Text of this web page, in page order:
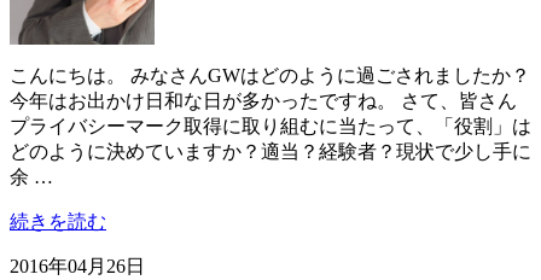
こんにちは。 みなさんGWはどのように過ごされましたか？
今年はお出かけ日和な日が多かったですね。 さて、皆さん
プライバシーマーク取得に取り組むに当たって、「役割」は
どのように決めていますか？適当？経験者？現状で少し手に
余 …
続きを読む
2016年04月26日